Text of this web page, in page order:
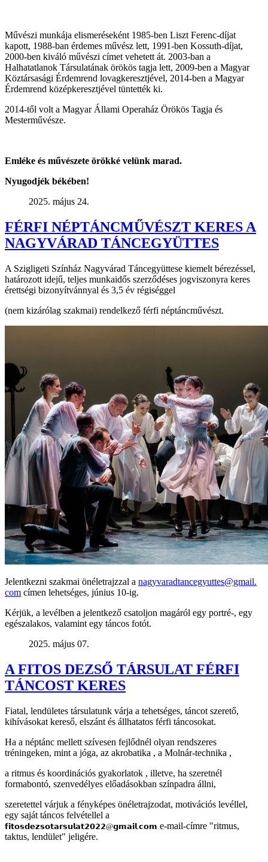
Művészi munkája elismeréseként 1985-ben Liszt Ferenc-díjat
kapott, 1988-ban érdemes művész lett, 1991-ben Kossuth-díjat,
2000-ben kiváló művészi címet vehetett át. 2003-ban a
Halhatatlanok Társulatának örökös tagja lett, 2009-ben a Magyar
Köztársasági Érdemrend lovagkeresztjével, 2014-ben a Magyar
Érdemrend középkeresztjével tüntették ki.
2014-től volt a Magyar Állami Operaház Örökös Tagja és
Mesterművésze.
Emléke és művészete örökké velünk marad.
Nyugodjék békében!
2025. május 24.
FÉRFI NÉPTÁNCMŰVÉSZT KERES A
NAGYVÁRAD TÁNCEGYÜTTES
A Szigligeti Színház Nagyvárad Táncegyüttese kiemelt bérezéssel,
határozott idejű, teljes munkaidős szerződéses jogviszonyra keres
érettségi bizonyítvánnyal és 3,5 év régiséggel
(nem kizárólag szakmai) rendelkező férfi néptáncművészt.
Jelentkezni szakmai önéletrajzzal a nagyvaradtancegyuttes@gmail.
com címen lehetséges, június 10-ig.
Kérjük, a levélben a jelentkező csatoljon magáról egy portré-, egy
egészalakos, valamint egy táncos fotót.
2025. május 07.
A FITOS DEZSŐ TÁRSULAT FÉRFI
TÁNCOST KERES
Fiatal, lendületes társulatunk várja a tehetséges, táncot szerető,
kihívásokat kereső, elszánt és állhatatos férfi táncosokat.
Ha a néptánc mellett szívesen fejlődnél olyan rendszeres
tréningeken, mint a jóga, az akrobatika , a Molnár-technika ,
a ritmus és koordinációs gyakorlatok , illetve, ha szeretnél
formabontó, szenvedélyes előadásokban színpadra állni,
szeretettel várjuk a fényképes önéletrajzodat, motivációs levéllel,
egy saját táncos felvétellel a
𝗳𝗶𝘁𝗼𝘀𝗱𝗲𝘇𝘀𝗼𝘁𝗮𝗿𝘀𝘂𝗹𝗮𝘁𝟮𝟬𝟮𝟮@𝗴𝗺𝗮𝗶𝗹.𝗰𝗼𝗺 e-mail-címre "ritmus,
taktus, lendület" jeligére.